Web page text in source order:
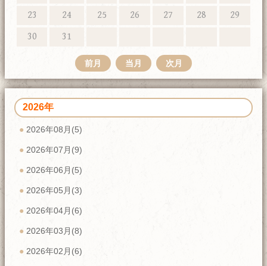
23
24 25 26 27 28
29
30
31
前月 当月 次月
2026年
2026年08月(5)
2026年07月(9)
2026年06月(5)
2026年05月(3)
2026年04月(6)
2026年03月(8)
2026年02月(6)